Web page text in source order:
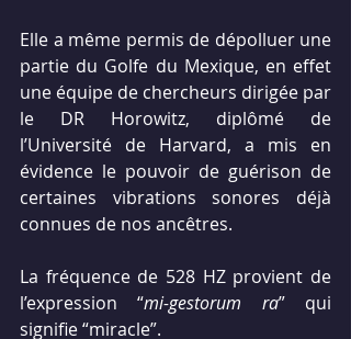
Elle a même permis de dépolluer une
partie du Golfe du Mexique, en effet
une équipe de chercheurs dirigée par
le DR Horowitz, diplômé de
l’Université de Harvard, a mis en
évidence le pouvoir de guérison de
certaines vibrations sonores déjà
connues de nos ancêtres.
La fréquence de 528 HZ provient de
l’expression “mi-gestorum ra” qui
signifie “miracle”.